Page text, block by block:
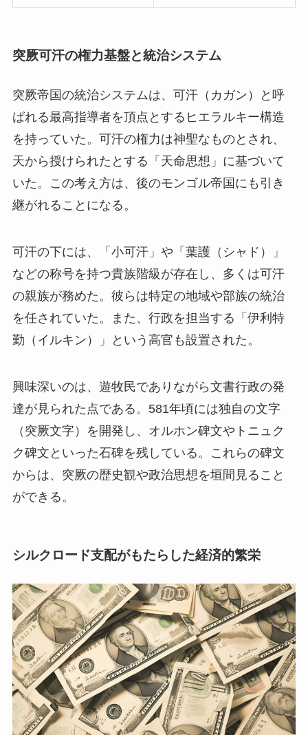
突厥可汗の権力基盤と統治システム
突厥帝国の統治システムは、可汗（カガン）と呼
ばれる最高指導者を頂点とするヒエラルキー構造
を持っていた。可汗の権力は神聖なものとされ、
天から授けられたとする「天命思想」に基づいて
いた。この考え方は、後のモンゴル帝国にも引き
継がれることになる。
可汗の下には、「小可汗」や「葉護（シャド）」
などの称号を持つ貴族階級が存在し、多くは可汗
の親族が務めた。彼らは特定の地域や部族の統治
を任されていた。また、行政を担当する「伊利特
勤（イルキン）」という高官も設置された。
興味深いのは、遊牧民でありながら文書行政の発
達が見られた点である。581年頃には独自の文字
（突厥文字）を開発し、オルホン碑文やトニュク
ク碑文といった石碑を残している。これらの碑文
からは、突厥の歴史観や政治思想を垣間見ること
ができる。
シルクロード支配がもたらした経済的繁栄